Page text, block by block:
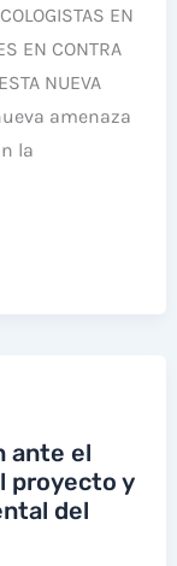
EN
EN CONTRA
NUEVA
amenaza
la
ante el
proyecto y
del